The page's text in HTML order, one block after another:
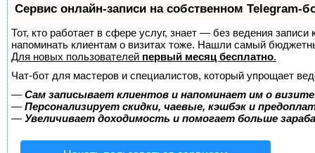
Сервис онлайн-записи на собственном Telegram-
Тот, кто работает в сфере услуг, знает — без ведения
напоминать клиентам о визитах тоже. Нашли самый
Для новых пользователей первый месяц бесплатно.
Чат-бот для мастеров и специалистов, который упрощает
— Сам записывает клиентов и напоминает им о
— Персонализирует скидки, чаевые, кэшбэк и
— Увеличивает доходимость и помогает больше